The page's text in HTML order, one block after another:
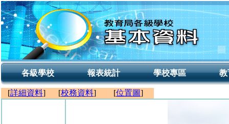
各級學校 報表統計 學校專區 教
[詳細資料] [校務資料] [位置圖]